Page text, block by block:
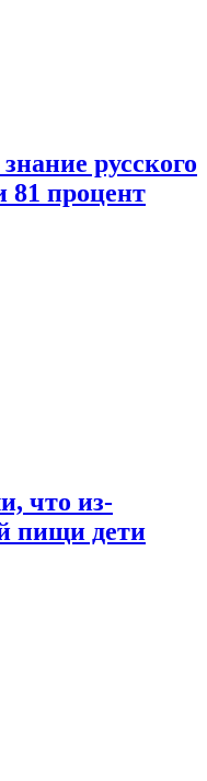
русского
81 процент
что из-
пищи дети